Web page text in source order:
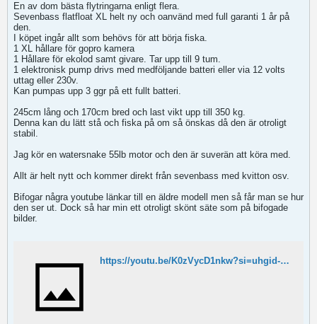
En av dom bästa flytringarna enligt flera.
Sevenbass flatfloat XL helt ny och oanvänd med full garanti 1 år på
den.
I köpet ingår allt som behövs för att börja fiska.
1 XL hållare för gopro kamera
1 Hållare för ekolod samt givare. Tar upp till 9 tum.
1 elektronisk pump drivs med medföljande batteri eller via 12 volts
uttag eller 230v.
Kan pumpas upp 3 ggr på ett fullt batteri.
245cm lång och 170cm bred och last vikt upp till 350 kg.
Denna kan du lätt stå och fiska på om så önskas då den är otroligt
stabil.
Jag kör en watersnake 55lb motor och den är suverän att köra med.
Allt är helt nytt och kommer direkt från sevenbass med kvitton osv.
Bifogar några youtube länkar till en äldre modell men så får man se hur
den ser ut. Dock så har min ett otroligt skönt säte som på bifogade
bilder.
https://youtu.be/K0zVycD1nkw?si=uhgid-eaGwNQwBR8